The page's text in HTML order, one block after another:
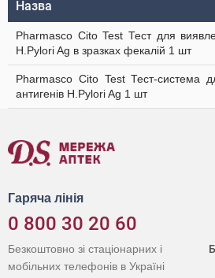
Назва
Pharmasco Cito Test Тест для
Н.Pylori Ag в зразках фекалій 1 шт
Pharmasco Cito Test Тест-система
антигенів Н.Pylori Ag 1 шт
Гаряча лінія
0 800 30 20 60
Безкоштовно зі стаціонарних і
мобільних телефонів в Україні